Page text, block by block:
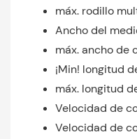
máx. rodillo
Ancho del
máx. ancho de
¡Min! longitud
máx. longitud
Velocidad de
Velocidad de